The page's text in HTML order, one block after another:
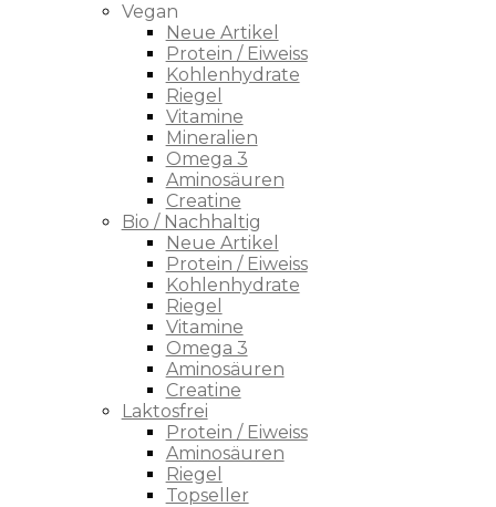
Vegan
Neue Artikel
Protein / Eiweiss
Kohlenhydrate
Riegel
Vitamine
Mineralien
Omega 3
Aminosäuren
Creatine
Bio / Nachhaltig
Neue Artikel
Protein / Eiweiss
Kohlenhydrate
Riegel
Vitamine
Omega 3
Aminosäuren
Creatine
Laktosfrei
Protein / Eiweiss
Aminosäuren
Riegel
Topseller